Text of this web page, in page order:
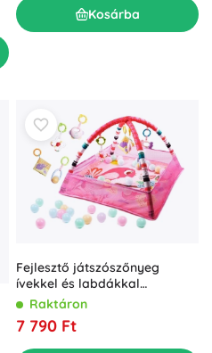
Kosárba
Fejlesztő játszószőnyeg
ívekkel és labdákkal
rózsaszín
Raktáron
7 790 Ft